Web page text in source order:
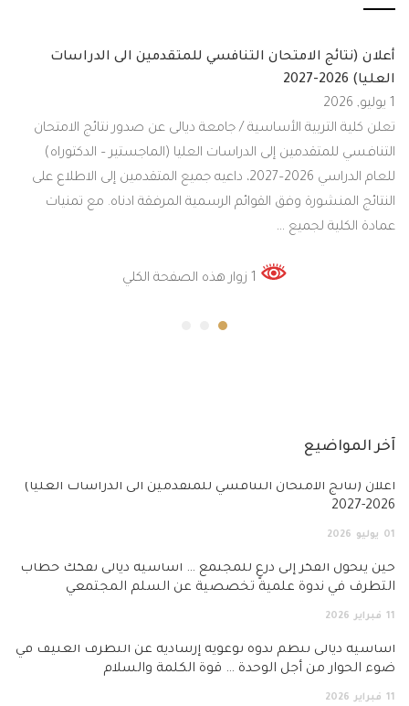
أعلان (نتائج الامتحان التنافسي للمتقدمين الى الدراسات
العليا) 2026-2027
1 يوليو, 2026
تعلن كلية التربية الأساسية / جامعة ديالى عن صدور نتائج الامتحان
التنافسي للمتقدمين إلى الدراسات العليا (الماجستير – الدكتوراه)
للعام الدراسي 2026–2027، داعيه جميع المتقدمين إلى الاطلاع على
النتائج المنشورة وفق القوائم الرسمية المرفقة ادناه. مع تمنيات
عمادة الكلية لجميع …
آخر المواضيع
أعلان (نتائج الامتحان التنافسي للمتقدمين الى الدراسات العليا)
2026-2027
01 يوليو 2026
حين يتحول الفكر إلى درعٍ للمجتمع … أساسية ديالى تفكك خطاب
التطرف في ندوة علمية تخصصية عن السلم المجتمعي
11 فبراير 2026
أساسية ديالى تنظم ندوة توعوية إرشادية عن التطرف العنيف في
ضوء الحوار من أجل الوحدة … قوة الكلمة والسلام
11 فبراير 2026